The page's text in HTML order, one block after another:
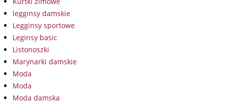
legginsy damskie
Legginsy sportowe
Leginsy basic
Listonoszki
Marynarki damskie
Moda
Moda
Moda damska